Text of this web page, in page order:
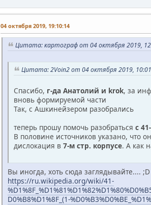
04 октября 2019, 19:10:14
Цитата: картограф от 04 октября 2019,
Цитата: 2Voin2 от 04 октября 2019,
Спасибо, г-да Анатолий и krok, за
вновь формируемой части
Так, с Ашкинейзером разобрались
теперь прошу помочь разобраться с
В половине источников указано, что
дислокация в 7-м стр. корпусе. А как
Вы иногда, хоть сюда заглядывайте.... ;D
https://ru.wikipedia.org/wiki/41-
D0%B8%D1%8F_(1-